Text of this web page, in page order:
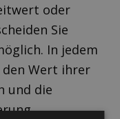
oder
Sie
In jedem
den Wert ihrer
und die